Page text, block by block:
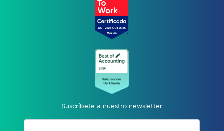
Suscríbete a nuestro newsletter